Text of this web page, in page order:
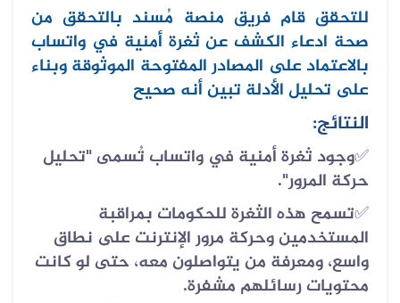
للتحقق قام فريق منصة مُسند بالتحقق من
صحة ادعاء الكشف عن ثغرة أمنية في واتساب
بالاعتماد على المصادر المفتوحة الموثوقة وبناء
على تحليل الأدلة تبين أنه صحيح
النتائج:
✅وجود ثغرة أمنية في واتساب تُسمى "تحليل
حركة المرور".
✅تسمح هذه الثغرة للحكومات بمراقبة
المستخدمين وحركة مرور الإنترنت على نطاق
واسع، ومعرفة من يتواصلون معه، حتى لو كانت
محتويات رسائلهم مشفرة.